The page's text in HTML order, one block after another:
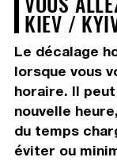
KIEV /
Le décalage
lorsque vous
horaire. Il
nouvelle
du temps
éviter ou